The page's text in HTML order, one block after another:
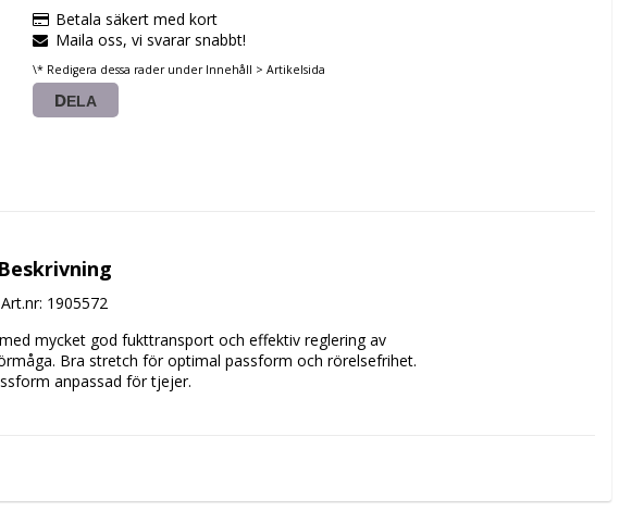
Betala säkert med kort
Maila oss, vi svarar snabbt!
\* Redigera dessa rader under Innehåll > Artikelsida
DELA
Beskrivning
Art.nr: 1905572
mycket god fukttransport och effektiv reglering av
Bra stretch för optimal passform och rörelsefrihet.
anpassad för tjejer.